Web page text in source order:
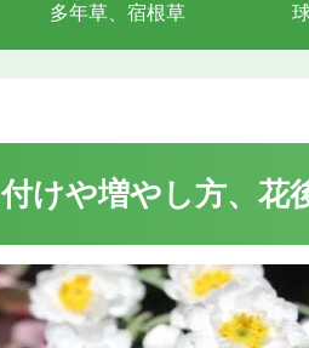
多年草、宿根草
けや増やし方、花